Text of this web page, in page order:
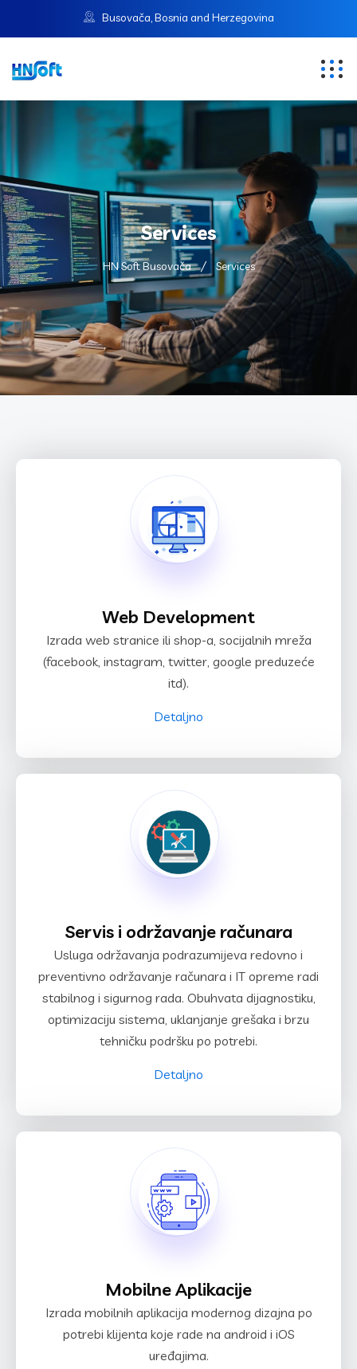
Busovača, Bosnia and Herzegovina
Services
HN Soft Busovača Services
Web Development
Izrada web stranice ili shop-a, socijalnih mreža
(facebook, instagram, twitter, google preduzeće
itd).
Detaljno
Servis i održavanje računara
Usluga održavanja podrazumijeva redovno i
preventivno održavanje računara i IT opreme radi
stabilnog i sigurnog rada. Obuhvata dijagnostiku,
optimizaciju sistema, uklanjanje grešaka i brzu
tehničku podršku po potrebi.
Detaljno
Mobilne Aplikacije
Izrada mobilnih aplikacija modernog dizajna po
potrebi klijenta koje rade na android i iOS
uređajima.